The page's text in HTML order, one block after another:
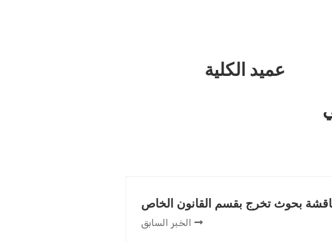
بحوث تخرج بقسم القانون الخاص
الخبر السابق